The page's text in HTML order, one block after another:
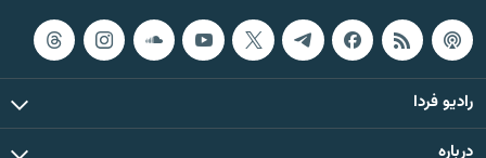
رادیو فردا
درباره